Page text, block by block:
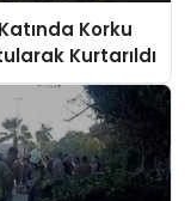
Korku
Kurtarıldı